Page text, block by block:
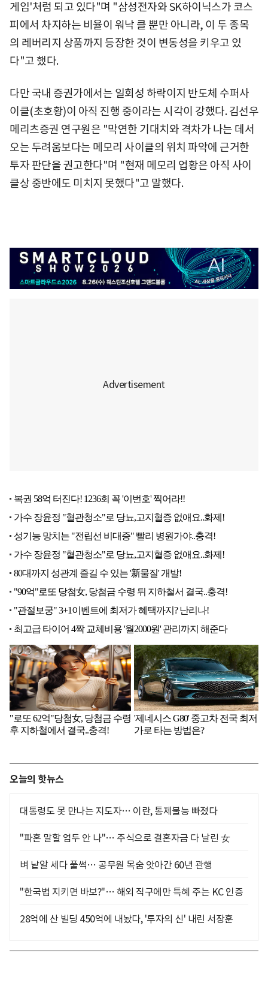
게임'처럼 되고 있다"며 "삼성전자와 SK하이닉스가 코스
피에서 차지하는 비율이 워낙 클 뿐만 아니라, 이 두 종목
의 레버리지 상품까지 등장한 것이 변동성을 키우고 있
다"고 했다.
다만 국내 증권가에서는 일회성 하락이지 반도체 수퍼사
이클(초호황)이 아직 진행 중이라는 시각이 강했다. 김선우
메리츠증권 연구원은 "막연한 기대치와 격차가 나는 데서
오는 두려움보다는 메모리 사이클의 위치 파악에 근거한
투자 판단을 권고한다"며 "현재 메모리 업황은 아직 사이
클상 중반에도 미치지 못했다"고 말했다.
오늘의 핫뉴스
대통령도 못 만나는 지도자… 이란, 통제불능 빠졌다
"파혼 말할 엄두 안 나"… 주식으로 결혼자금 다 날린 女
벼 낱알 세다 풀썩… 공무원 목숨 앗아간 60년 관행
"한국법 지키면 바보?"… 해외 직구에만 특혜 주는 KC 인증
28억에 산 빌딩 450억에 내놨다, '투자의 신' 내린 서장훈